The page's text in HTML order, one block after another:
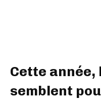
Cette
semblent